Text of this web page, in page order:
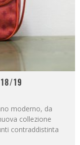
19
moderno, da
collezione
contraddistinta